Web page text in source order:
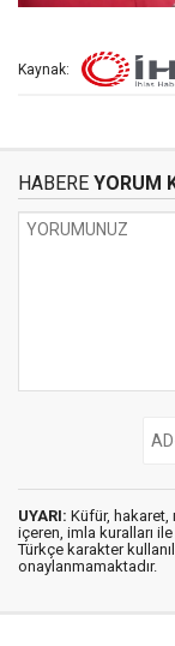
Kaynak:
HABERE YORUM
UYARI: Küfür, hakaret,
içeren, imla kuralları ile
Türkçe karakter
onaylanmamaktadır.